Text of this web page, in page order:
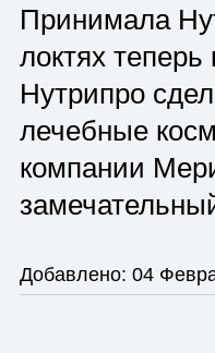
Принимала
локтях
Нутрипро
лечебные
компании
Добавлено: 04